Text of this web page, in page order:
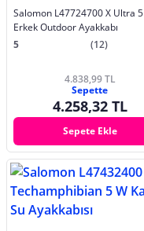
Salomon L47724700 X Ultra 5
Erkek Outdoor Ayakkabı
5
(12)
4.838,99 TL
Sepette
4.258,32 TL
Sepete Ekle